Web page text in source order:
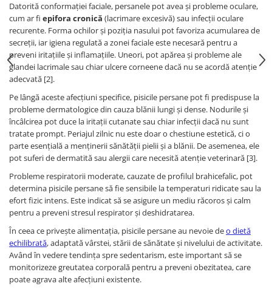
Datorită conformației faciale, persanele pot avea și probleme oculare,
cum ar fi epifora cronică (lacrimare excesivă) sau infecții oculare
recurente. Forma ochilor și poziția nasului pot favoriza acumularea de
secreții, iar igiena regulată a zonei faciale este necesară pentru a
preveni iritațiile și inflamațiile. Uneori, pot apărea și probleme ale
glandei lacrimale sau chiar ulcere corneene dacă nu se acordă atenție
adecvată [2].
Pe lângă aceste afecțiuni specifice, pisicile persane pot fi predispuse la
probleme dermatologice din cauza blănii lungi și dense. Nodurile și
încâlcirea pot duce la iritații cutanate sau chiar infecții dacă nu sunt
tratate prompt. Periajul zilnic nu este doar o chestiune estetică, ci o
parte esențială a menținerii sănătății pielii și a blănii. De asemenea, ele
pot suferi de dermatită sau alergii care necesită atenție veterinară [3].
Probleme respiratorii moderate, cauzate de profilul brahicefalic, pot
determina pisicile persane să fie sensibile la temperaturi ridicate sau la
efort fizic intens. Este indicat să se asigure un mediu răcoros și calm
pentru a preveni stresul respirator și deshidratarea.
În ceea ce privește alimentația, pisicile persane au nevoie deo dietă
echilibrată, adaptată vârstei, stării de sănătate și nivelului de activitate.
Având în vedere tendința spre sedentarism, este important să se
monitorizeze greutatea corporală pentru a preveni obezitatea, care
poate agrava alte afecțiuni existente.